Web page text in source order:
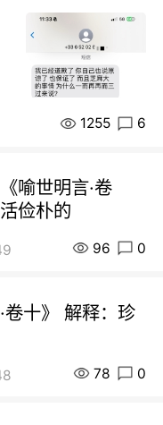
1255 6
喻世明言·卷
俭朴的
96 0
卷十》 解释：珍
78 0